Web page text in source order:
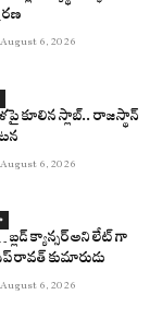
August 6, 2026
కూలిన స్లాబ్‌.. రాజస్థాన్
August 6, 2026
బ్లడ్ క్యాన్సర్ అని లేట్ గా
రావత్ కుమారుడు
August 6, 2026